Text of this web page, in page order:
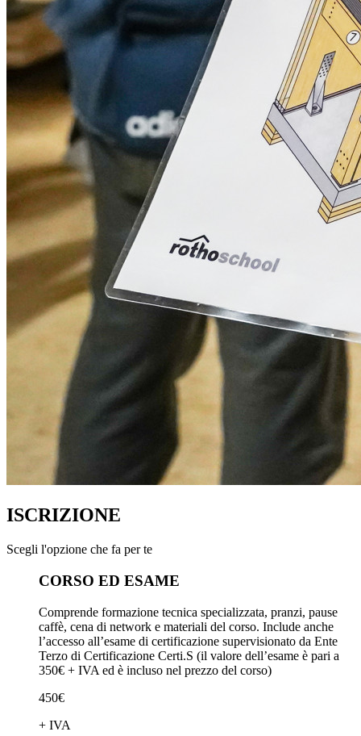
ISCRIZIONE
Scegli l'opzione che fa per te
CORSO ED ESAME
Comprende formazione tecnica specializzata, pranzi, pause
caffè, cena di network e materiali del corso. Include anche
l’accesso all’esame di certificazione supervisionato da Ente
Terzo di Certificazione Certi.S (il valore dell’esame è pari a
350€ + IVA ed è incluso nel prezzo del corso)
450€
+ IVA